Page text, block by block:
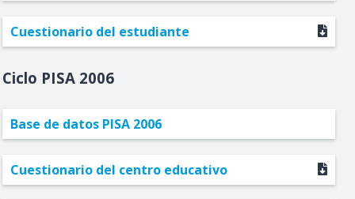
Cuestionario del estudiante
2006
Base de datos PISA 2006
Cuestionario del centro educativo